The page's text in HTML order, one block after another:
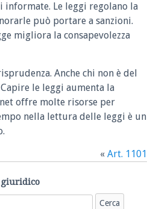
informate. Le leggi regolano la
può portare a sanzioni.
migliora la consapevolezza
Anche chi non è del
le leggi aumenta la
offre molte risorse per
nella lettura delle leggi è un
« Art. 1101